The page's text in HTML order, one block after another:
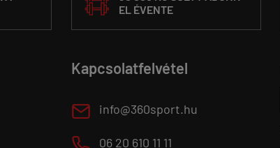
EL ÉVENTE
Kapcsolatfelvétel
E info@360sport.hu
06 20 610 11 11